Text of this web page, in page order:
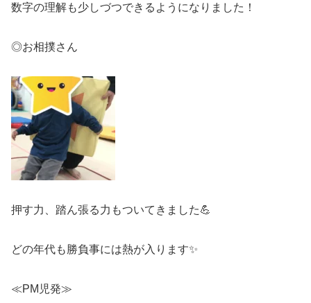
数字の理解も少しづつできるようになりました！
◎お相撲さん
押す力、踏ん張る力もついてきました💪
どの年代も勝負事には熱が入ります✨
≪PM児発≫